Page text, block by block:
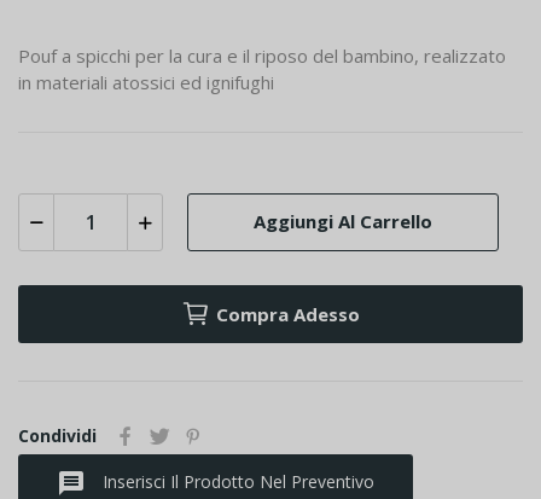
Pouf a spicchi per la cura e il riposo del bambino, realizzato
in materiali atossici ed ignifughi
Aggiungi Al Carrello
Compra Adesso
Condividi
message Inserisci Il Prodotto Nel Preventivo